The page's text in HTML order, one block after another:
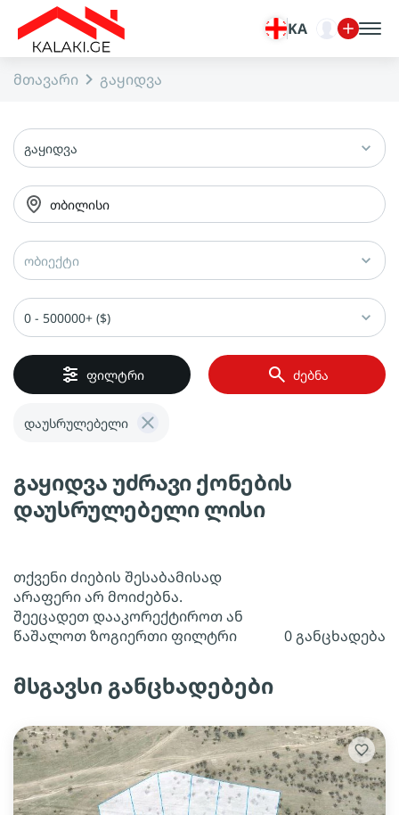
KA
მთავარი გაყიდვა
გაყიდვა
თბილისი
ობიექტი
0 - 500000+ ($)
ფილტრი ძებნა
დაუსრულებელი
გაყიდვა უძრავი ქონების
დაუსრულებელი ლისი
თქვენი ძიების შესაბამისად
არაფერი არ მოიძებნა.
შეეცადეთ დააკორექტიროთ ან
წაშალოთ ზოგიერთი ფილტრი
0 განცხადება
მსგავსი განცხადებები